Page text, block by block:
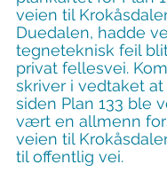
veien til
Duedalen, hadde
tegneteknisk feil
privat fellesvei.
skriver i vedtaket
siden Plan 133 ble
vært en allmenn
veien til
til offentlig vei.